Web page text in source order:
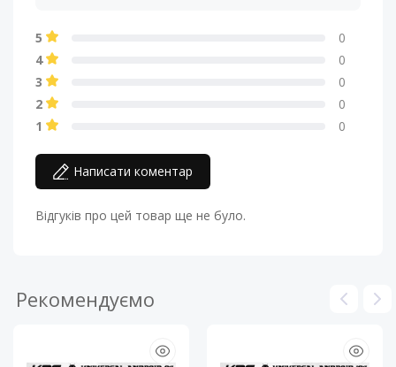
5
0
4
0
3
0
2
0
1
0
Написати коментар
Відгуків про цей товар ще не було.
Рекомендуємо